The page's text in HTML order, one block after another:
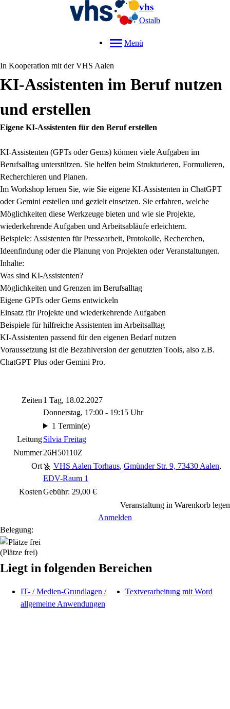
vhs
Ostalb
Menü
In Kooperation mit der VHS Aalen
KI-Assistenten im Beruf nutzen
und erstellen
Eigene KI-Assistenten für den Beruf erstellen
KI-Assistenten (GPTs oder Gems) können viele Aufgaben im
Berufsalltag unterstützen. Sie helfen beim Strukturieren, Formulieren,
Recherchieren und Planen.
Im Workshop lernen Sie, wie Sie eigene KI-Assistenten in ChatGPT
oder Gemini erstellen und gezielt einsetzen. Sie erfahren, welche
Möglichkeiten diese Werkzeuge bieten und wie sie Projekte,
wiederkehrende Aufgaben und Arbeitsabläufe erleichtern.
Beispiele: Assistenten für Pressearbeit, Protokolle, Recherchen,
Ideenfindung oder die Planung von Projekten oder Veranstaltungen.
Inhalte:
Was sind KI-Assistenten?
Möglichkeiten und Grenzen im Berufsalltag
Eigene GPTs oder Gems entwickeln
Einsatz für Projekte und wiederkehrende Aufgaben
Beispiele für hilfreiche Assistenten im Arbeitsalltag
KI-Assistenten passend für den eigenen Bedarf nutzen
Voraussetzung ist die Bezahlversion der genutzten Tools, also z.B.
ChatGPT Plus oder Gemini Pro.
Zeiten 1 Tag, 18.02.2027
Donnerstag, 17:00 - 19:15 Uhr
1 Termin(e)
LeitungSilvia Freitag
Nummer26H50110Z
Ort
VHS Aalen Torhaus, Gmünder Str. 9, 73430 Aalen,
EDV-Raum 1
KostenGebühr: 29,00 €
Veranstaltung in Warenkorb legen
Anmelden
Belegung:
(Plätze frei)
Liegt in folgenden Bereichen
IT- / Medien-Grundlagen /
allgemeine Anwendungen
Textverarbeitung mit Word